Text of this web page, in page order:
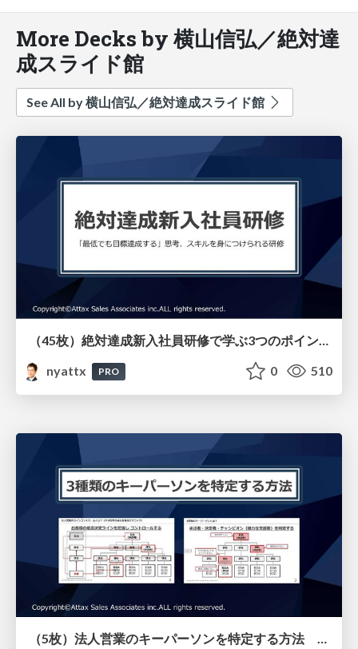
More Decks by 横山信弘／絶対達
成スライド館
See All by 横山信弘／絶対達成スライド館
（45枚）絶対達成新入社員研修で学ぶ3つのポイントとその特徴（リアル研修とオンライン教材）
nyattx
PRO 0 510